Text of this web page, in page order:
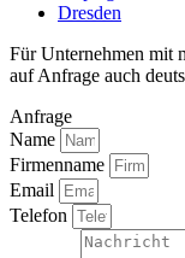
Dresden
Für Unternehmen mit
auf Anfrage auch
Anfrage
Name
Firmenname
Email
Telefon